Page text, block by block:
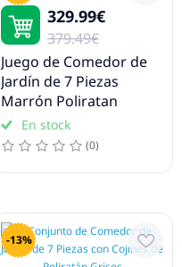
329.99€
379.49€
Juego de Comedor de
Jardín de 7 Piezas
Marrón Poliratan
En stock
(0)
-13%